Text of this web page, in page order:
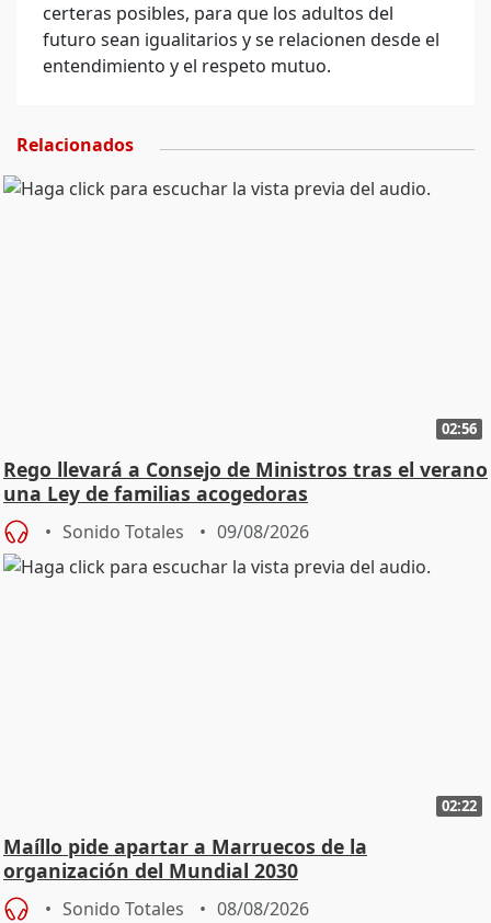
certeras posibles, para que los adultos del
futuro sean igualitarios y se relacionen desde el
entendimiento y el respeto mutuo.
Relacionados
02:56
Rego llevará a Consejo de Ministros tras el verano
una Ley de familias acogedoras
Sonido Totales 09/08/2026
02:22
Maíllo pide apartar a Marruecos de la
organización del Mundial 2030
Sonido Totales 08/08/2026